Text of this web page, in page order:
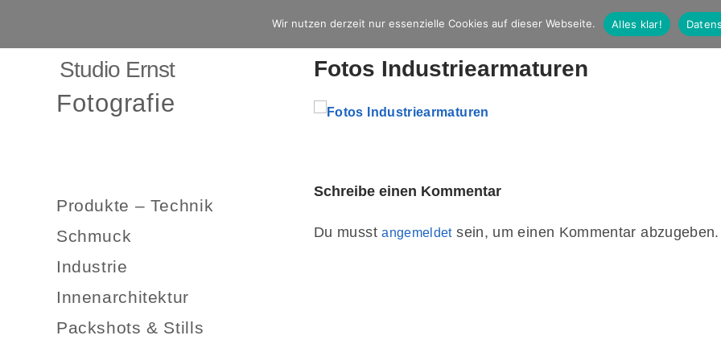
Studio Ernst
Fotografie
Produkte – Technik
Schmuck
Industrie
Innenarchitektur
Packshots & Stills
Fotos Industriearmaturen
Schreibe einen Kommentar
Du musstangemeldetsein, um einen Kommentar abzugeben.
Wir nutzen derzeit nur essenzielle Cookies auf dieser Webseite. Alles klar!